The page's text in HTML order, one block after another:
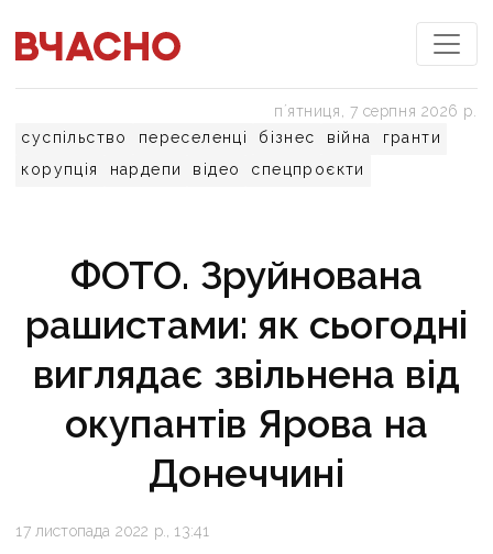
суспільство переселенці бізнес війна
гранти
корупція
нардепи відео спецпроєкти
пʼятниця, 7 серпня 2026 р.
ФОТО. Зруйнована
рашистами: як сьогодні
виглядає звільнена від
окупантів Ярова на
Донеччині
17 листопада 2022 р., 13:41